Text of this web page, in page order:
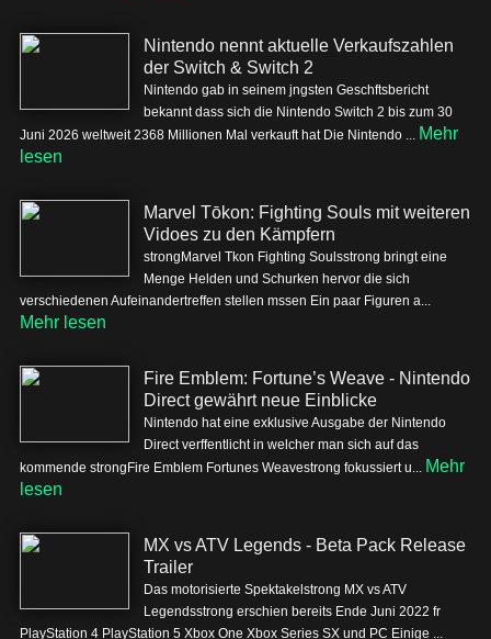
Nintendo nennt aktuelle Verkaufszahlen
der Switch & Switch 2
Nintendo gab in seinem jngsten Geschftsbericht
bekannt dass sich die Nintendo Switch 2 bis zum 30
Juni 2026 weltweit 2368 Millionen Mal verkauft hat Die Nintendo ... Mehr
lesen
Marvel Tōkon: Fighting Souls mit weiteren
Vidoes zu den Kämpfern
strongMarvel Tkon Fighting Soulsstrong bringt eine
Menge Helden und Schurken hervor die sich
verschiedenen Aufeinandertreffen stellen mssen Ein paar Figuren a...
Mehr lesen
Fire Emblem: Fortune’s Weave - Nintendo
Direct gewährt neue Einblicke
Nintendo hat eine exklusive Ausgabe der Nintendo
Direct verffentlicht in welcher man sich auf das
kommende strongFire Emblem Fortunes Weavestrong fokussiert u... Mehr
lesen
MX vs ATV Legends - Beta Pack Release
Trailer
Das motorisierte Spektakelstrong MX vs ATV
Legendsstrong erschien bereits Ende Juni 2022 fr
PlayStation 4 PlayStation 5 Xbox One Xbox Series SX und PC Einige ...